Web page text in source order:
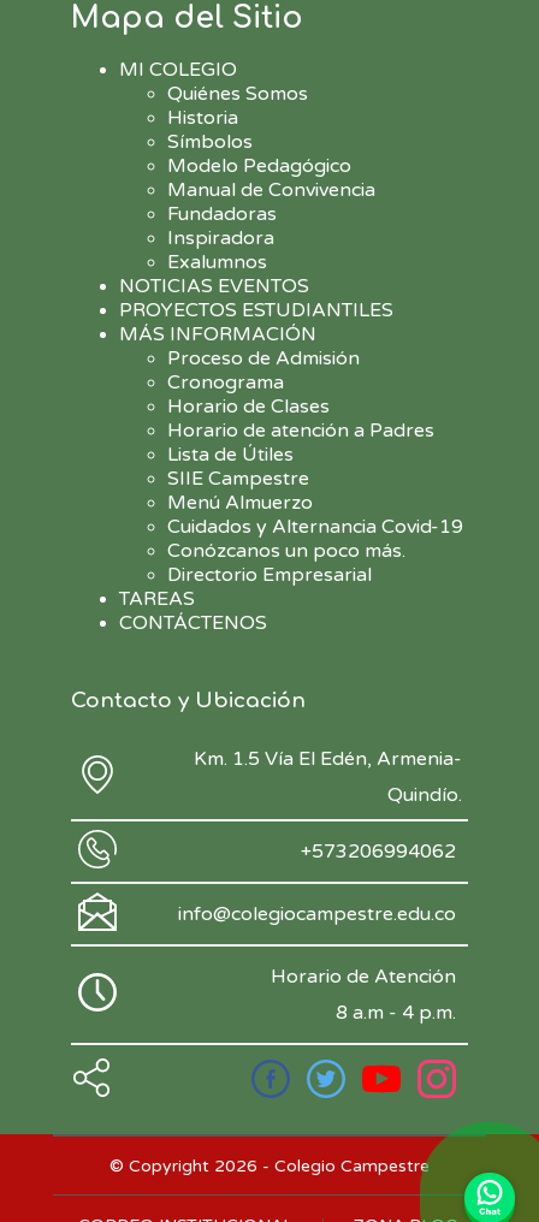
Mapa del Sitio
MI COLEGIO
Quiénes Somos
Historia
Símbolos
Modelo Pedagógico
Manual de Convivencia
Fundadoras
Inspiradora
Exalumnos
NOTICIAS EVENTOS
PROYECTOS ESTUDIANTILES
MÁS INFORMACIÓN
Proceso de Admisión
Cronograma
Horario de Clases
Horario de atención a Padres
Lista de Útiles
SIIE Campestre
Menú Almuerzo
Cuidados y Alternancia Covid-19
Conózcanos un poco más.
Directorio Empresarial
TAREAS
CONTÁCTENOS
Contacto y Ubicación
Km. 1.5 Vía El Edén, Armenia-
Quindío.
+573206994062
info@colegiocampestre.edu.co
Horario de Atención
8 a.m - 4 p.m.
© Copyright 2026 - Colegio Campestre